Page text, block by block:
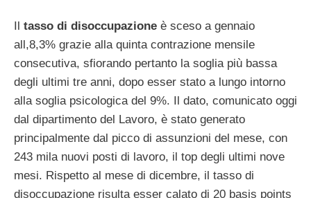
tasso di disoccupazione è sceso a gennaio
all,8,3% grazie alla quinta contrazione mensile
consecutiva, sfiorando pertanto la soglia più bassa
degli ultimi tre anni, dopo esser stato a lungo intorno
alla soglia psicologica del 9%. Il dato, comunicato oggi
dal dipartimento del Lavoro, è stato generato
principalmente dal picco di assunzioni del mese, con
243 mila nuovi posti di lavoro, il top degli ultimi nove
mesi. Rispetto al mese di dicembre, il tasso di
disoccupazione risulta esser calato di 20 basis points